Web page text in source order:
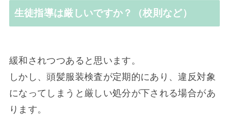
生徒指導は厳しいですか？（校則など）
緩和されつつあると思います。
しかし、頭髪服装検査が定期的にあり、違反対象
になってしまうと厳しい処分が下される場合があ
ります。